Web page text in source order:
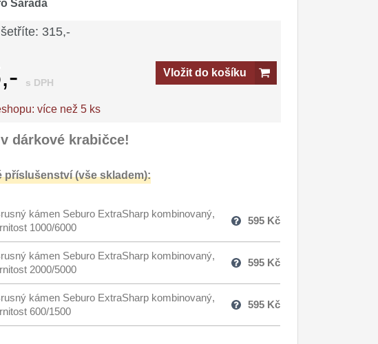
Sarada
315,-
s DPH
Vložit do košíku
více než 5 ks
dárkové krabičce!
příslušenství (vše skladem):
kámen Seburo ExtraSharp kombinovaný,
1000/6000
595 Kč
kámen Seburo ExtraSharp kombinovaný,
2000/5000
595 Kč
kámen Seburo ExtraSharp kombinovaný,
600/1500
595 Kč